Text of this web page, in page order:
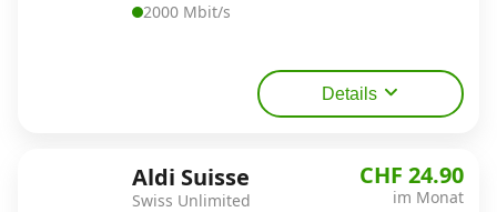
2000 Mbit/s
Details
Aldi Suisse
Swiss Unlimited
CHF 24.90
im Monat